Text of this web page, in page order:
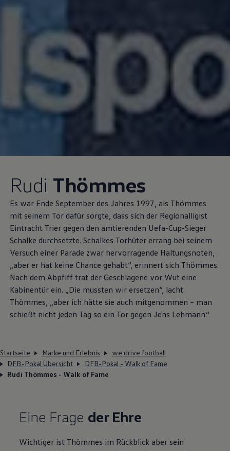
Rudi Thömmes
​​Es war Ende September des Jahres 1997, als Thömmes
mit seinem Tor dafür sorgte, dass sich der Regionalligist
Eintracht Trier gegen den amtierenden Uefa-Cup-Sieger
Schalke durchsetzte. Schalkes Torhüter errang bei seinem
Versuch einer Parade zwar hervorragende Haltungsnoten,
„aber er hat keine Chance gehabt“, erinnert sich Thömmes.
Nach dem Abpfiff trat der Geschlagene vor Wut eine
Kabinentür ein. „Die mussten wir ersetzen“, lacht
Thömmes, „aber ich hätte sie auch mitgenommen – man
schießt nicht jeden Tag so ein Tor gegen Jens Lehmann.“
Startseite Marke und Erlebnis
we drive football
DFB-Pokal Übersicht
DFB-Pokal - Walk of Fame
Rudi Thömmes - Walk of Fame
Eine Frage der Ehre
Wichtiger ist Thömmes im Rückblick aber sein